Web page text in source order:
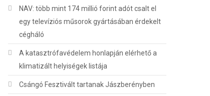
NAV: több mint 174 millió forint adót csalt el
egy televíziós műsorok gyártásában érdekelt
cégháló
A katasztrófavédelem honlapján elérhető a
klimatizált helyiségek listája
Csángó Fesztivált tartanak Jászberényben